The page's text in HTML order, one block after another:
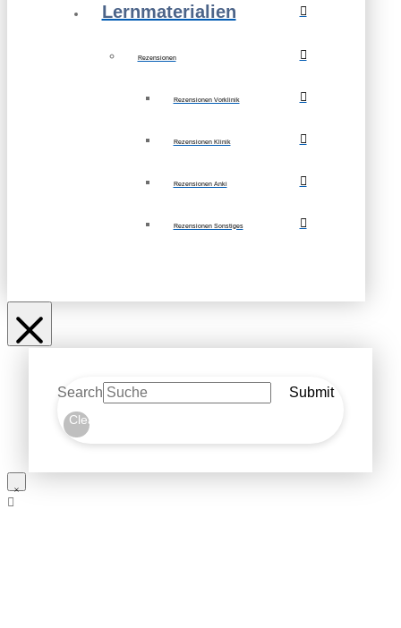
Lernmaterialien
Rezensionen
Rezensionen Vorklinik
Rezensionen Klinik
Rezensionen Anki
Rezensionen Sonstiges
Search Submit
Clear